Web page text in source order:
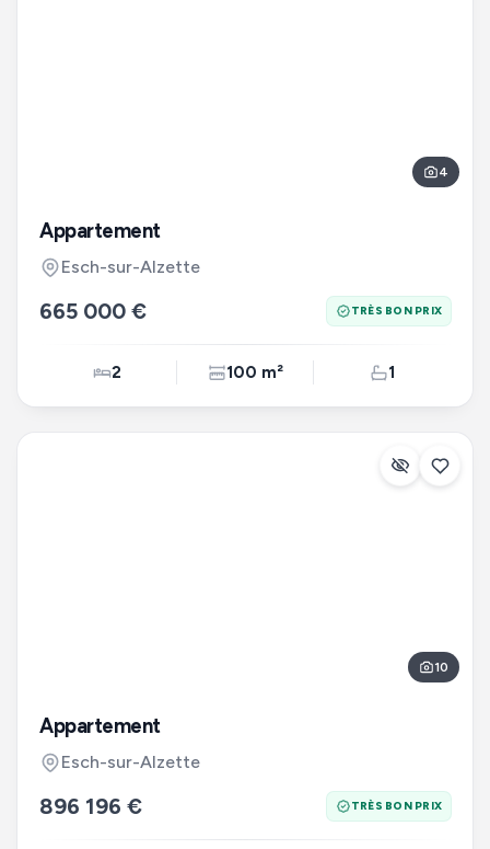
4
Appartement
Esch-sur-Alzette
665 000 € TRÈS BON PRIX
2 100 m² 1
10
Appartement
Esch-sur-Alzette
896 196 € TRÈS BON PRIX